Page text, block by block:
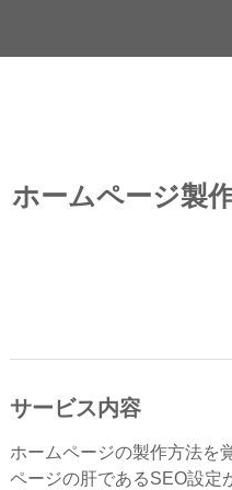
ホームページ製
サービス内容
ホームページの製作方法を
ページの肝であるSEO設定